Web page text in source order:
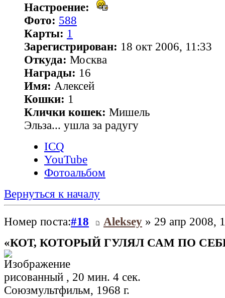
Настроение:
Фото: 588
Карты: 1
Зарегистрирован: 18 окт 2006, 11:33
Откуда: Москва
Награды: 16
Имя: Алексей
Кошки: 1
Клички кошек: Мишель
Эльза... ушла за радугу
ICQ
YouTube
Фотоальбом
Вернуться к началу
Номер поста:#18 Aleksey » 29 апр 2008,
«КОТ, КОТОРЫЙ ГУЛЯЛ САМ ПО
рисованный , 20 мин. 4 сек.
Союзмультфильм, 1968 г.